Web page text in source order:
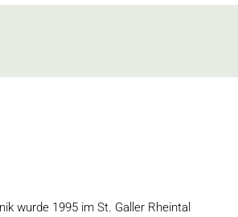
wurde 1995 im St. Galler Rheintal